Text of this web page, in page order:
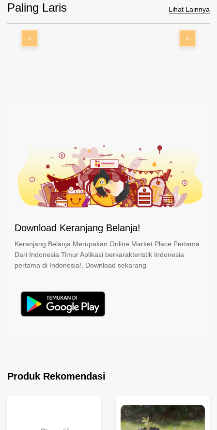
Paling Laris Lihat Lainnya
< >
Download Keranjang Belanja!
Keranjang Belanja Merupakan Online Market Place Pertama
Dari Indonesia Timur Aplikasi berkarakteristik Indonesia
pertama di Indonesia!, Download sekarang
Produk Rekomendasi